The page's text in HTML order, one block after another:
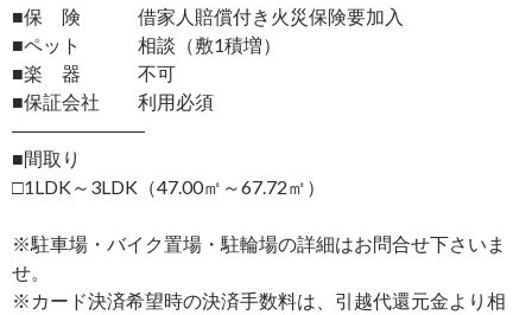
■保 険 借家人賠償付き火災保険要加入
■ペット 相談（敷1積増）
■楽 器 不可
■保証会社 利用必須
―――――――
■間取り
□1LDK～3LDK（47.00㎡～67.72㎡）
※駐車場・バイク置場・駐輪場の詳細はお問合せ下さいま
せ。
※カード決済希望時の決済手数料は、引越代還元金より相